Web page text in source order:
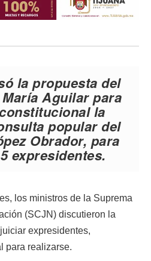
la propuesta del
Aguilar para
la
popular del
Obrador, para
expresidentes.
los ministros de la Suprema
(SCJN) discutieron la
expresidentes,
para realizarse.